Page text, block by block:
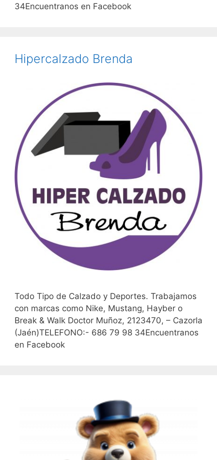
34Encuentranos en Facebook
Hipercalzado Brenda
Todo Tipo de Calzado y Deportes. Trabajamos
con marcas como Nike, Mustang, Hayber o
Break & Walk Doctor Muñoz, 2123470, – Cazorla
(Jaén)TELEFONO:- 686 79 98 34Encuentranos
en Facebook